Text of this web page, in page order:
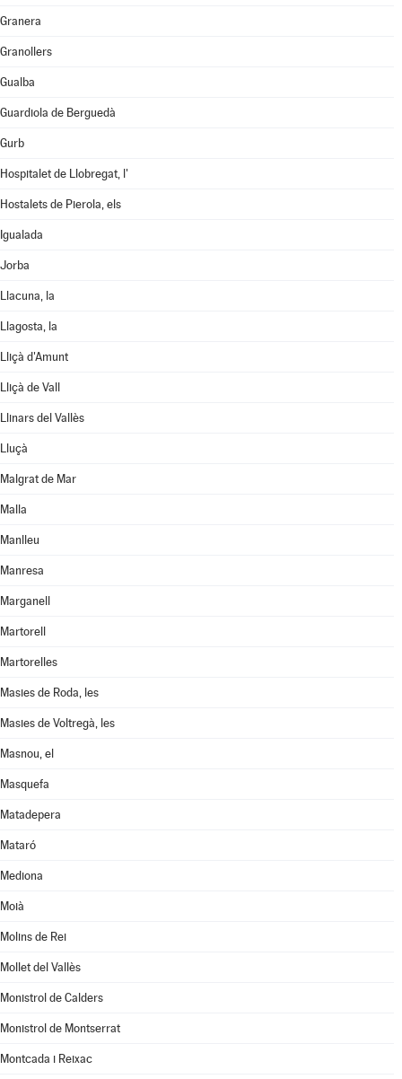
Granera
Granollers
Gualba
Guardiola de Berguedà
Gurb
Hospitalet de Llobregat, l'
Hostalets de Pierola, els
Igualada
Jorba
Llacuna, la
Llagosta, la
Lliçà d'Amunt
Lliçà de Vall
Llinars del Vallès
Lluçà
Malgrat de Mar
Malla
Manlleu
Manresa
Marganell
Martorell
Martorelles
Masies de Roda, les
Masies de Voltregà, les
Masnou, el
Masquefa
Matadepera
Mataró
Mediona
Moià
Molins de Rei
Mollet del Vallès
Monistrol de Calders
Monistrol de Montserrat
Montcada i Reixac